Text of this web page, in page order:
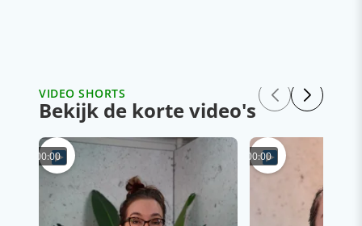
VIDEO SHORTS
Bekijk de korte video's
00:00 00:00